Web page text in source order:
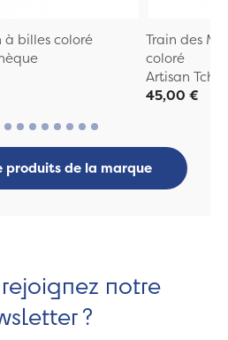
à billes coloré
Train des
coloré
Artisan
45,00 €
produits de la marque
notre
?